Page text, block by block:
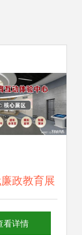
政教育展
改造与文化
看详情